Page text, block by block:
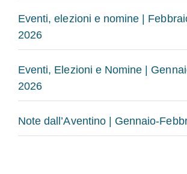
Eventi, elezioni e nomine |
2026
Eventi, Elezioni e Nomine |
2026
Note dall’Aventino | Gennaio-